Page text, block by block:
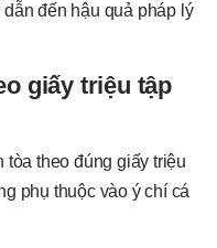
đến hậu quả pháp lý
giấy triệu tập
tòa theo đúng giấy triệu
phụ thuộc vào ý chí cá